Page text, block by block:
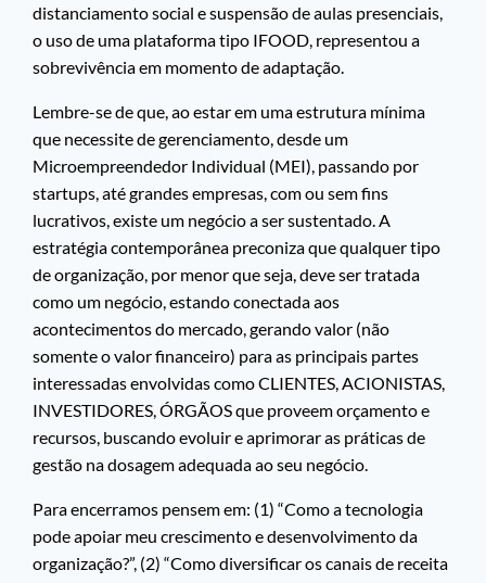
distanciamento social e suspensão de aulas presenciais,
o uso de uma plataforma tipo IFOOD, representou a
sobrevivência em momento de adaptação.
Lembre-se de que, ao estar em uma estrutura mínima
que necessite de gerenciamento, desde um
Microempreendedor Individual (MEI), passando por
startups, até grandes empresas, com ou sem fins
lucrativos, existe um negócio a ser sustentado. A
estratégia contemporânea preconiza que qualquer tipo
de organização, por menor que seja, deve ser tratada
como um negócio, estando conectada aos
acontecimentos do mercado, gerando valor (não
somente o valor financeiro) para as principais partes
interessadas envolvidas como CLIENTES, ACIONISTAS,
INVESTIDORES, ÓRGÃOS que proveem orçamento e
recursos, buscando evoluir e aprimorar as práticas de
gestão na dosagem adequada ao seu negócio.
Para encerramos pensem em: (1) “Como a tecnologia
pode apoiar meu crescimento e desenvolvimento da
organização?”, (2) “Como diversificar os canais de receita